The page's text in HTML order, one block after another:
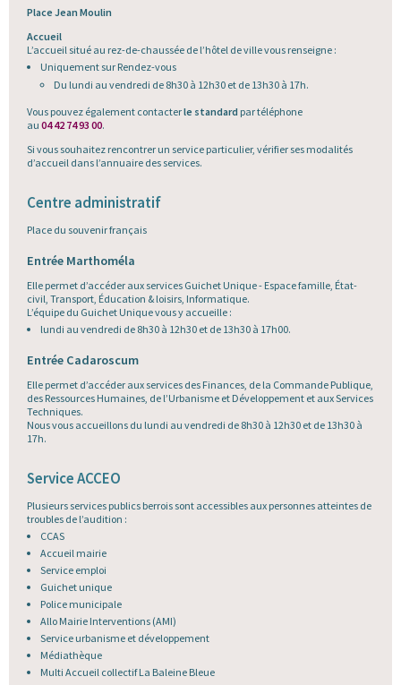
Place Jean Moulin
Accueil
L’accueil situé au rez-de-chaussée de l’hôtel de ville vous renseigne :
Uniquement sur Rendez-vous
Du lundi au vendredi de 8h30 à 12h30 et de 13h30 à 17h.
Vous pouvez également contacterle standard par téléphone
au 04 42 74 93 00.
Si vous souhaitez rencontrer un service particulier, vérifier ses modalités
d’accueil dans l’annuaire des services.
Centre administratif
Place du souvenir français
Entrée Marthoméla
Elle permet d’accéder aux services Guichet Unique - Espace famille, État-
civil, Transport, Éducation & loisirs, Informatique.
L’équipe du Guichet Unique vous y accueille :
lundi au vendredi de 8h30 à 12h30 et de 13h30 à 17h00.
Entrée Cadaroscum
Elle permet d’accéder aux services des Finances, de la Commande Publique,
des Ressources Humaines, de l’Urbanisme et Développement et aux Services
Techniques.
Nous vous accueillons du lundi au vendredi de 8h30 à 12h30 et de 13h30 à
17h.
Service ACCEO
Plusieurs services publics berrois sont accessibles aux personnes atteintes de
troubles de l’audition :
CCAS
Accueil mairie
Service emploi
Guichet unique
Police municipale
Allo Mairie Interventions (AMI)
Service urbanisme et développement
Médiathèque
Multi Accueil collectif La Baleine Bleue